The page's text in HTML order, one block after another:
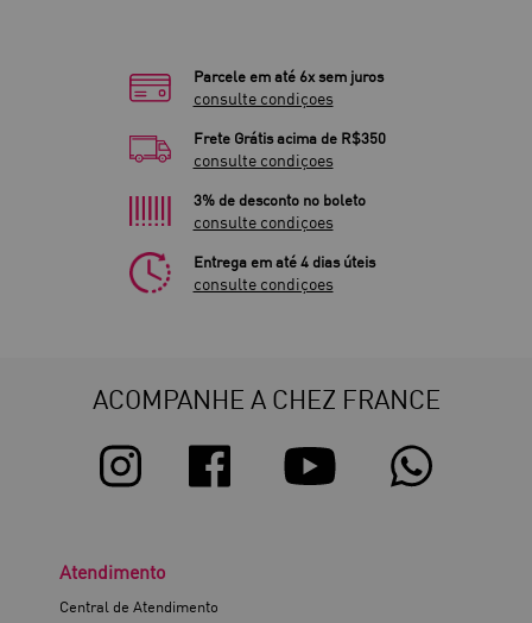
Parcele em até 6x sem juros
consulte condiçoes
Frete Grátis acima de R$350
consulte condiçoes
3% de desconto no boleto
consulte condiçoes
Entrega em até 4 dias úteis
consulte condiçoes
ACOMPANHE A CHEZ FRANCE
Atendimento
Central de Atendimento